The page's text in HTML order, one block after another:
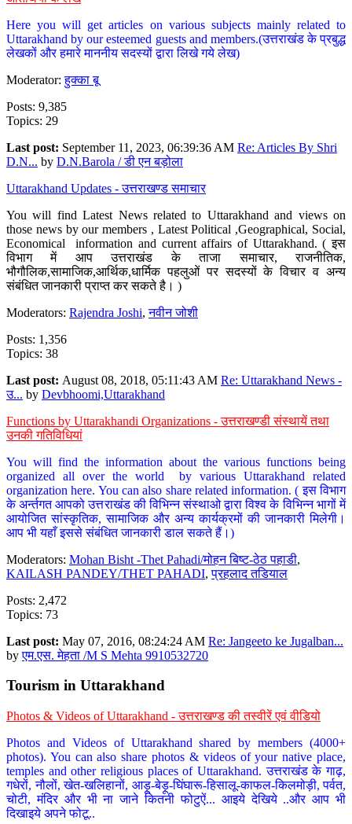
Here you will get articles on various subjects mainly related to
Uttarakhand by our esteemed guests and members.(उत्तराखंड के प्रबुद्ध
लेखकों और हमारे माननीय सदस्यों द्वारा लिखे गये लेख)
Moderator:हुक्का बू
Posts: 9,385
Topics: 29
Last post: September 11, 2023, 06:39:36 AM Re: Articles By Shri
D.N... by D.N.Barola / डी एन बड़ोला
Uttarakhand Updates - उत्तराखण्ड समाचार
You will find Latest News related to Uttarakhand and views on
those news by our members , Latest Political ,Geographical, Social,
Economical information and current affairs of Uttarakhand. ( इस
विभाग में आप उत्तराखंड के ताजा समाचार, राजनीतिक,
भौगौलिक,सामाजिक,आर्थिक,धार्मिक पहलुओं पर सदस्यों के विचार व अन्य
संबंधित जानकारी प्राप्त कर सकते है। )
Moderators: Rajendra Joshi,नवीन जोशी
Posts: 1,356
Topics: 38
Last post: August 08, 2018, 05:11:43 AM Re: Uttarakhand News -
उ... by Devbhoomi,Uttarakhand
Functions by Uttarakhandi Organizations - उत्तराखण्डी संस्थायें तथा
उनकी गतिविधियां
You will find the information about the various functions being
organized all over the world by various Uttarakhand related
organization here. You can also share related information. ( इस विभाग
के अर्न्तगत आपको उत्तराखंड की विभिन्न संस्थाओ द्वारा विश्व के विभिन्न भागों में
आयोजित सांस्कृतिक, सामाजिक और अन्य कार्यक्रमों की जानकारी मिलेगी।
आप भी यहाँ इससे संबंधित जानकारी डाल सकते हैं।)
Moderators: Mohan Bisht -Thet Pahadi/मोहन बिष्ट-ठेठ पहाडी,
KAILASH PANDEY/THET PAHADI,प्रहलाद तडियाल
Posts: 2,472
Topics: 73
Last post: May 07, 2016, 08:24:24 AM Re: Jangeeto ke Jugalban...
byएम.एस. मेहता /M S Mehta 9910532720
Tourism in Uttarakhand
Photos & Videos of Uttarakhand - उत्तराखण्ड की तस्वीरें एवं वीडियो
Photos and Videos of Uttarakhand shared by members (4000+
photos). You can also share photos & videos of your native place,
temples and other religious places of Uttarakhand. उत्तराखंड के गाढ़,
गधेरों, नौलों, खेत-खलिहानों, आड़ू-बेड़ू-घिंघारू-हिसालू-काफल-किलमोड़ी, पर्वत,
चोटी, मंदिर और भी ना जाने कितनी फोटुऐं... आइये देखिये ..और आप भी
दिखाइये अपने फोटू..